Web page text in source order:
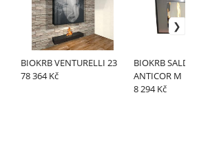
BIOKRB VENTURELLI 23
78 364 Kč
BIOKRB
ANTICOR M
8 294 Kč